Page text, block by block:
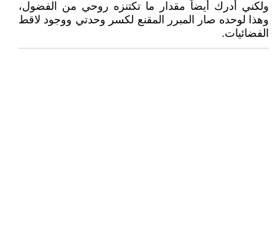
ولكني أدرك أيضاً مقدار ما تكتنزه روحي من الفضول،
وهذا لوحده صار المبرر المقنع لكسر وحدتي ووجود لاقط
الفضائيات.